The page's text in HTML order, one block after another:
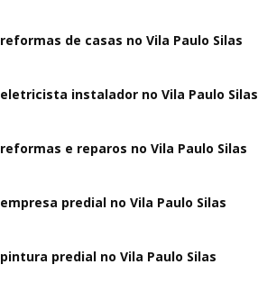
reformas de casas no Vila Paulo Silas
eletricista instalador no Vila Paulo Silas
reformas e reparos no Vila Paulo Silas
empresa predial no Vila Paulo Silas
pintura predial no Vila Paulo Silas